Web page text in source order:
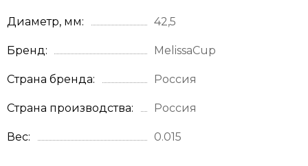
Диаметр, мм 42,5
Бренд MelissaCup
Страна бренда Россия
Страна производства Россия
Вес 0.015